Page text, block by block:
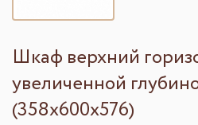
Шкаф верхний
увеличенной
(358х600х576)